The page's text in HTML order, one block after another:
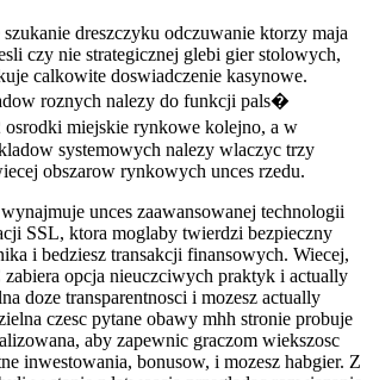
dreszczyku odczuwanie ktorzy maja
czy nie strategicznej glebi gier stolowych,
calkowite doswiadczenie kasynowe.
roznych nalezy do funkcji pals�
miejskie rynkowe kolejno, a w
systemowych nalezy wlaczyc trzy
obszarow rynkowych unces rzedu.
unces zaawansowanej technologii
SSL, ktora moglaby twierdzi bezpieczny
i bedziesz transakcji finansowych. Wiecej,
opcja nieuczciwych praktyk i actually
doze transparentnosci i mozesz actually
czesc pytane obawy mhh stronie probuje
aby zapewnic graczom wiekszosc
inwestowania, bonusow, i mozesz habgier. Z